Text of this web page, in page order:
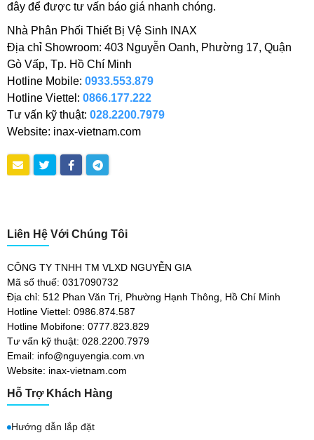
đây để được tư vấn báo giá nhanh chóng.
Nhà Phân Phối Thiết Bị Vệ Sinh INAX
Địa chỉ Showroom: 403 Nguyễn Oanh, Phường 17, Quận
Gò Vấp, Tp. Hồ Chí Minh
Hotline Mobile: 0933.553.879
Hotline Viettel: 0866.177.222
Tư vấn kỹ thuật: 028.2200.7979
Website: inax-vietnam.com
Liên Hệ Với Chúng Tôi
CÔNG TY TNHH TM VLXD NGUYỄN GIA
Mã số thuế: 0317090732
Địa chỉ: 512 Phan Văn Trị, Phường Hạnh Thông, Hồ Chí Minh
Hotline Viettel: 0986.874.587
Hotline Mobifone: 0777.823.829
Tư vấn kỹ thuật: 028.2200.7979
Email: info@nguyengia.com.vn
Website: inax-vietnam.com
Hỗ Trợ Khách Hàng
Hướng dẫn lắp đặt